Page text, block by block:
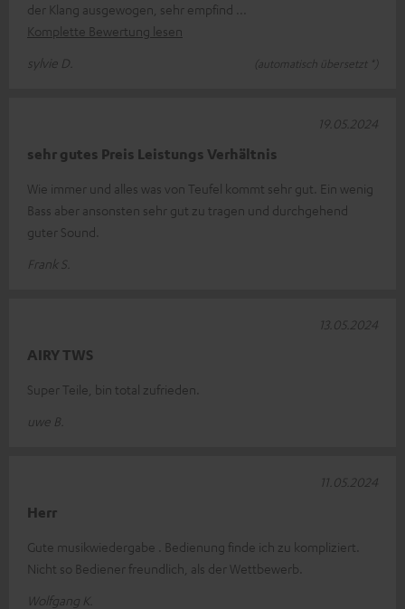
der Klang ausgewogen, sehr empfind
Komplette Bewertung lesen
sylvie D.
(automatisch übersetzt *)
sehr gutes Preis Leistungs Verhältnis
Wie immer und alles was von Teufel kommt sehr gut. Ein wenig
Bass aber ansonsten sehr gut zu tragen und durchgehend
guter Sound.
Frank S.
19.05.2024
AIRY TWS
Super Teile, bin total zufrieden.
uwe B.
13.05.2024
Herr
Gute musikwiedergabe . Bedienung finde ich zu kompliziert.
Nicht so Bediener freundlich, als der Wettbewerb.
Wolfgang K.
11.05.2024